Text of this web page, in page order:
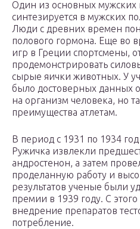
Один из основных мужских
синтезируется в мужских
Люди с древних времен
полового гормона. Еще во
игр в Греции спортсмены,
продемонстрировать
сырые яички животных. У
было достоверных данных
на организм человека, но
преимущества атлетам.
В период с 1931 по 1934
Ружичка извлекли
андростенон, а затем
проделанную работу и
результатов ученые были
премии в 1939 году. С
внедрение препаратов
потребление.